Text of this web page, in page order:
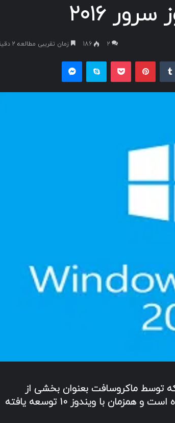
۲۰۱۶
۲ 186 زمان تقریبی مطالعه 2 دقیقه
است که توسط ماکروسافت بعنوان بخشی از
خانواده سیستم عامل های ویندوز NT ساخته شده است و همزمان با ویندوز 10 توسعه یافته